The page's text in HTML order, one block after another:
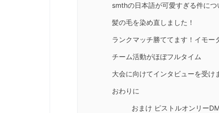
smthの日本語が可愛すぎる件につ
髪の毛を染め直しました！
ランクマッチ勝ててます！イモー
チーム活動がほぼフルタイム
大会に向けてインタビューを受け
おわりに
おまけ ピストルオンリー